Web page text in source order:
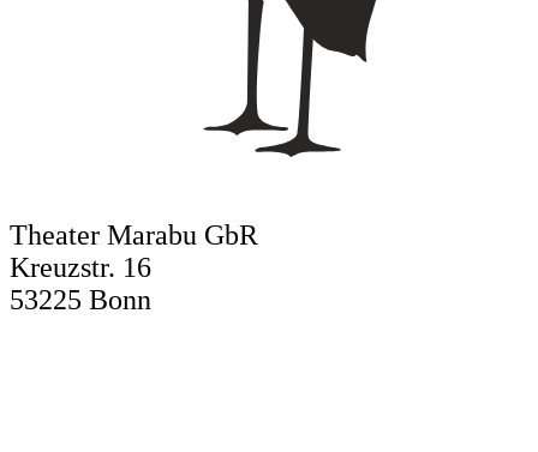
Theater Marabu GbR
Kreuzstr. 16
53225 Bonn